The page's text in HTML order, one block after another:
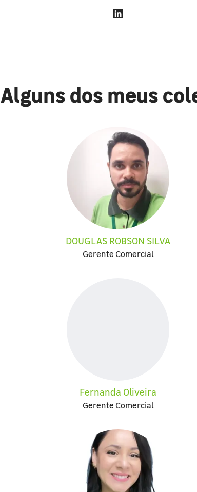
Alguns dos meus
DOUGLAS ROBSON SILVA
Gerente Comercial
Fernanda Oliveira
Gerente Comercial